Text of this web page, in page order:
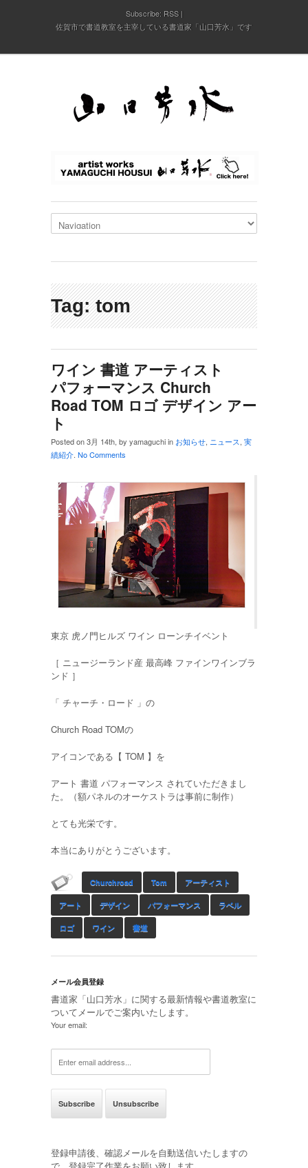
Subscribe: RSS
佐賀市で書道教室を主宰している書道家「山口芳水」です
Tag: tom
ワイン 書道 アーティスト
パフォーマンス Church
Road TOM ロゴ デザイン アー
ト
Posted on 3月 14th, by yamaguchi in お知らせ, ニュース, 実
績紹介. No Comments
東京 虎ノ門ヒルズ ワイン ローンチイベント
［ ニュージーランド産 最高峰 ファインワインブラ
ンド ］
「 チャーチ・ロード 」の
Church Road TOMの
アイコンである【 TOM 】を
アート 書道 パフォーマンス されていただきまし
た。（額パネルのオーケストラは事前に制作）
とても光栄です。
本当にありがとうございます。
Churchroad Tom アーティスト
アート デザイン パフォーマンス ラベル
ロゴ ワイン 書道
メール会員登録
書道家「山口芳水」に関する最新情報や書道教室に
ついてメールでご案内いたします。
Your email:
登録申請後、確認メールを自動送信いたしますの